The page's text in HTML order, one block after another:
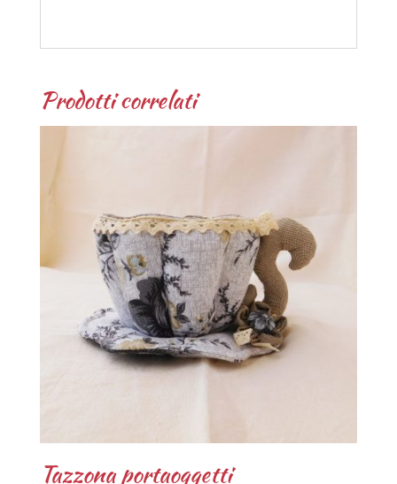
Prodotti correlati
Tazzona portaoggetti